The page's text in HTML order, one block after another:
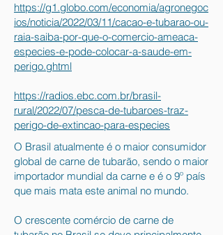
https://g1.globo.com/economia/agronegoc
ios/noticia/2022/03/11/cacao-e-tubarao-ou-
raia-saiba-por-que-o-comercio-ameaca-
especies-e-pode-colocar-a-saude-em-
perigo.ghtml
https://radios.ebc.com.br/brasil-
rural/2022/07/pesca-de-tubaroes-traz-
perigo-de-extincao-para-especies
O Brasil atualmente é o maior consumidor
global de carne de tubarão, sendo o maior
importador mundial da carne e é o 9º país
que mais mata este animal no mundo.
O crescente comércio de carne de